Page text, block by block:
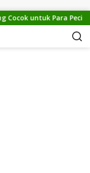
untuk Para Pecinta